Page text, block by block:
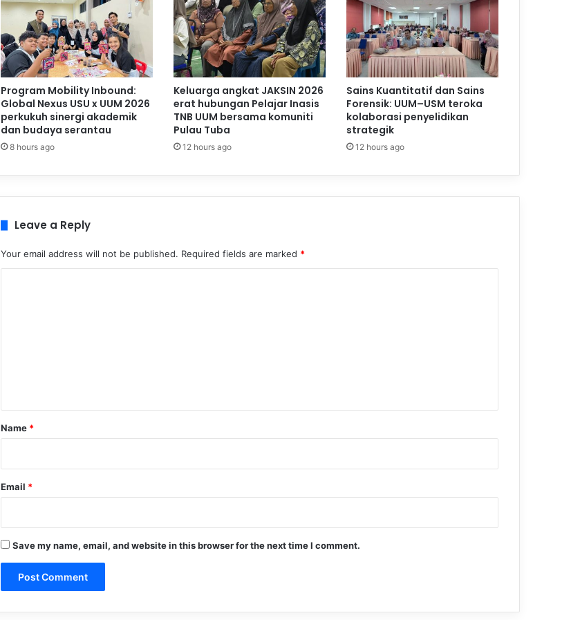
Program Mobility Inbound:
Global Nexus USU x UUM 2026
perkukuh sinergi akademik
dan budaya serantau
8 hours ago
Keluarga angkat JAKSIN 2026
erat hubungan Pelajar Inasis
TNB UUM bersama komuniti
Pulau Tuba
12 hours ago
Sains Kuantitatif dan Sains
Forensik: UUM–USM teroka
kolaborasi penyelidikan
strategik
12 hours ago
Leave a Reply
Your email address will not be published. Required fields are marked *
*
Name *
Email *
Save my name, email, and website in this browser for the next time I comment.